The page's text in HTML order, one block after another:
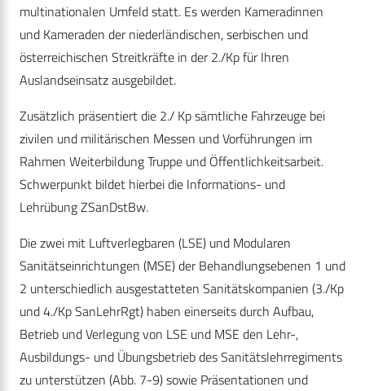
multinationalen Umfeld statt. Es werden Kameradinnen
und Kameraden der niederländischen, serbischen und
österreichischen Streitkräfte in der 2./Kp für Ihren
Auslandseinsatz ausgebildet.
Zusätzlich präsentiert die 2./ Kp sämtliche Fahrzeuge bei
zivilen und militärischen Messen und Vorführungen im
Rahmen Weiterbildung Truppe und Öffentlichkeitsarbeit.
Schwerpunkt bildet hierbei die Informations- und
Lehrübung ZSanDstBw.
Die zwei mit Luftverlegbaren (LSE) und Modularen
Sanitätseinrichtungen (MSE) der Behandlungsebenen 1 und
2 unterschiedlich ausgestatteten Sanitätskompanien (3./Kp
und 4./Kp SanLehrRgt) haben einerseits durch Aufbau,
Betrieb und Verlegung von LSE und MSE den Lehr-,
Ausbildungs- und Übungsbetrieb des Sanitätslehrregiments
zu unterstützen (Abb. 7-9) sowie Präsentationen und